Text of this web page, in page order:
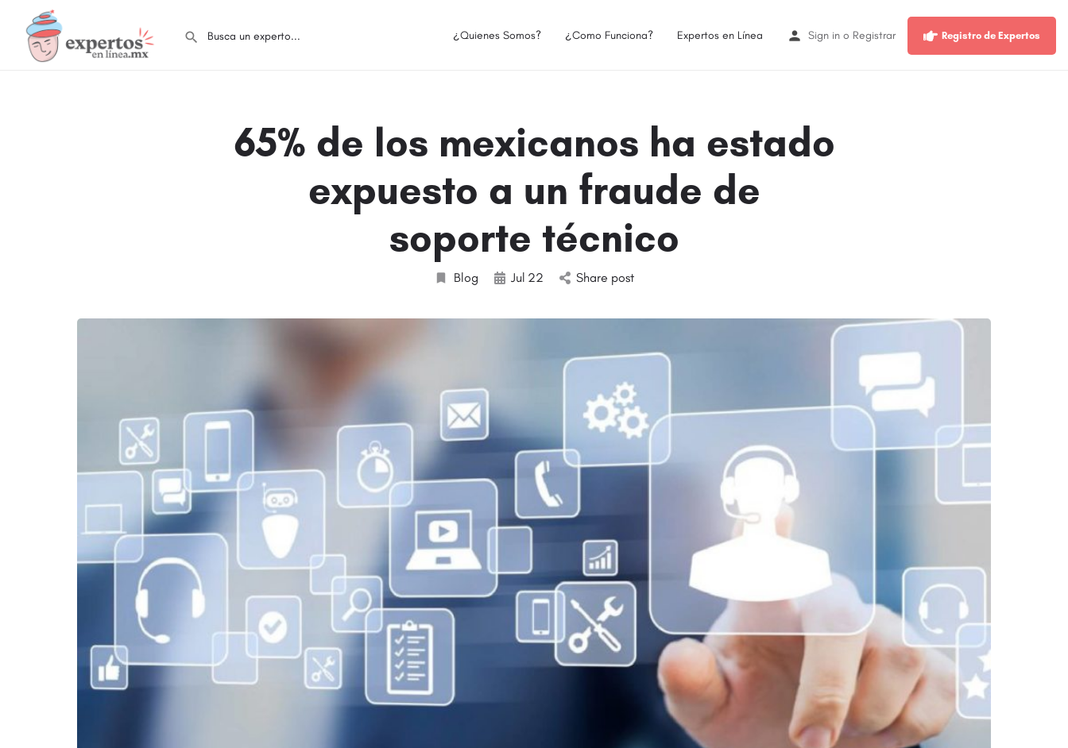
¿Quienes Somos? ¿Como Funciona? Expertos en Línea Sign in o Registrar Registro de Expertos
65% de los mexicanos ha estado
expuesto a un fraude de
soporte técnico
Blog Jul 22 Share post